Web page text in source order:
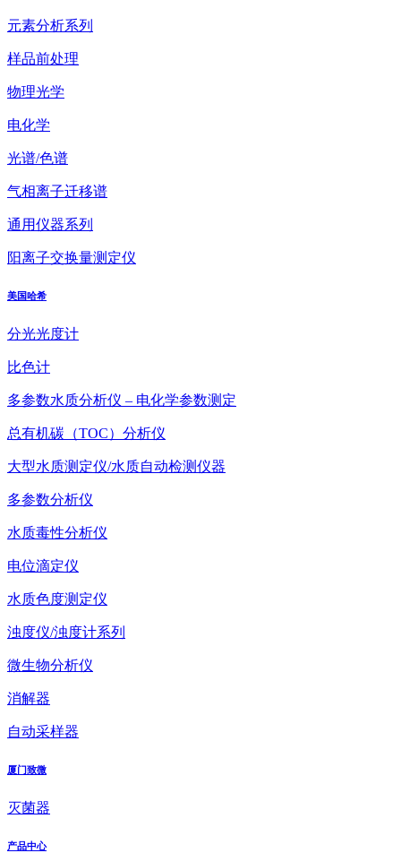
元素分析系列
样品前处理
物理光学
电化学
光谱/色谱
气相离子迁移谱
通用仪器系列
阳离子交换量测定仪
美国哈希
分光光度计
比色计
多参数水质分析仪 – 电化学参数测定
总有机碳（TOC）分析仪
大型水质测定仪/水质自动检测仪器
多参数分析仪
水质毒性分析仪
电位滴定仪
水质色度测定仪
浊度仪/浊度计系列
微生物分析仪
消解器
自动采样器
厦门致微
灭菌器
产品中心